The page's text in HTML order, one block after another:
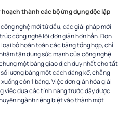
thành các bộ ứng dụng độc lập
nghệ mới từ đầu, các giải pháp mới
công nghệ lõi đơn giản hơn hẳn. Đơn
loại bỏ hoàn toàn các bảng tổng hợp, chỉ
tận dụng sức mạnh của công nghệ
một bảng giao dịch duy nhất cho tất
lượng bảng một cách đáng kể, chẳng
còn 1 bảng. Việc đơn giản hóa giải
việc đưa các tính năng trước đây được
ngành riêng biệt vào thành một